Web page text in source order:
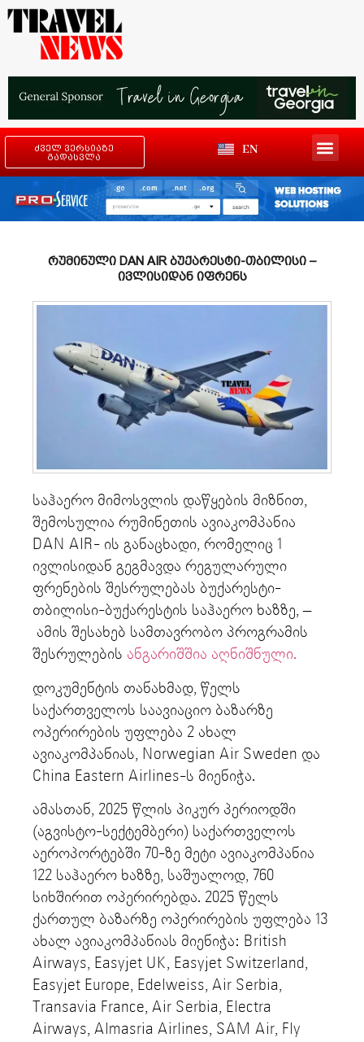
ძველ ვერსიაზე
გადასვლა
EN
რუმინული DAN AIR ბუქარესტი-თბილისი –
ივლისიდან იფრენს
საჰაერო მიმოსვლის დაწყების მიზნით,
შემოსულია რუმინეთის ავიაკომპანია
DAN AIR- ის განაცხადი, რომელიც 1
ივლისიდან გეგმავდა რეგულარული
ფრენების შესრულებას ბუქარესტი-
თბილისი-ბუქარესტის საჰაერო ხაზზე, –
ამის შესახებ სამთავრობო პროგრამის
შესრულების ანგარიშშია აღნიშნული.
დოკუმენტის თანახმად, წელს
საქართველოს საავიაციო ბაზარზე
ოპერირების უფლება 2 ახალ
ავიაკომპანიას, Norwegian Air Sweden და
China Eastern Airlines-ს მიენიჭა.
ამასთან, 2025 წლის პიკურ პერიოდში
(აგვისტო-სექტემბერი) საქართველოს
აეროპორტებში 70-ზე მეტი ავიაკომპანია
122 საჰაერო ხაზზე, საშუალოდ, 760
სიხშირით ოპერირებდა. 2025 წელს
ქართულ ბაზარზე ოპერირების უფლება 13
ახალ ავიაკომპანიას მიენიჭა: British
Airways, Easyjet UK, Easyjet Switzerland,
Easyjet Europe, Edelweiss, Air Serbia,
Transavia France, Air Serbia, Electra
Airways, Almasria Airlines, SAM Air, Fly